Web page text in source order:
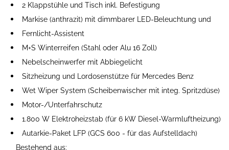
2 Klappstühle und Tisch inkl. Befestigung
Markise (anthrazit) mit dimmbarer LED-Beleuchtung und
Fernlicht-Assistent
M+S Winterreifen (Stahl oder Alu 16 Zoll)
Nebelscheinwerfer mit Abbiegelicht
Sitzheizung und Lordosenstütze für Mercedes Benz
Wet Wiper System (Scheibenwischer mit integ. Spritzdüse)
Motor-/Unterfahrschutz
1.800 W Elektroheizstab (für 6 kW Diesel-Warmluftheizung)
Autarkie-Paket LFP (GCS 600 - für das Aufstelldach)
Bestehend aus: